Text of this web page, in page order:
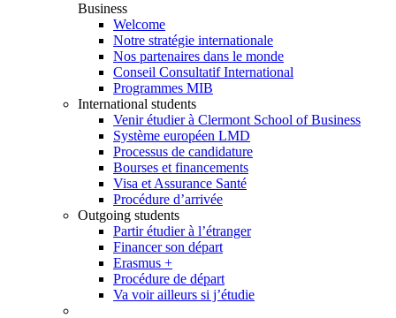
Business
Welcome
Notre stratégie internationale
Nos partenaires dans le monde
Conseil Consultatif International
Programmes MIB
International students
Venir étudier à Clermont School of Business
Système européen LMD
Processus de candidature
Bourses et financements
Visa et Assurance Santé
Procédure d’arrivée
Outgoing students
Partir étudier à l’étranger
Financer son départ
Erasmus +
Procédure de départ
Va voir ailleurs si j’étudie